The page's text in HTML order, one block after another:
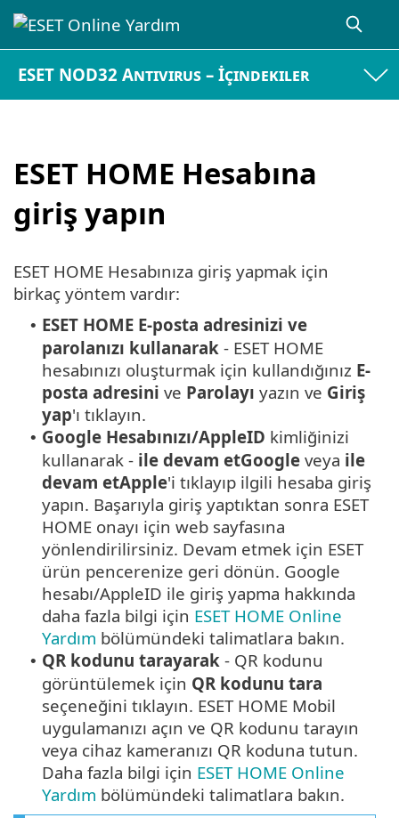
ESET NOD32 Antivirus – İçindekiler
ESET HOME Hesabına
giriş yapın
ESET HOME Hesabınıza giriş yapmak için
birkaç yöntem vardır:
• ESET HOME E-posta adresinizi ve
parolanızı kullanarak - ESET HOME
hesabınızı oluşturmak için kullandığınız E-
posta adresini ve Parolayı yazın ve Giriş
yap'ı tıklayın.
• Google Hesabınızı/AppleID kimliğinizi
kullanarak - ile devam etGoogle veya ile
devam etApple'i tıklayıp ilgili hesaba giriş
yapın. Başarıyla giriş yaptıktan sonra ESET
HOME onayı için web sayfasına
yönlendirilirsiniz. Devam etmek için ESET
ürün pencerenize geri dönün. Google
hesabı/AppleID ile giriş yapma hakkında
daha fazla bilgi için ESET HOME Online
Yardım bölümündeki talimatlara bakın.
• QR kodunu tarayarak - QR kodunu
görüntülemek için QR kodunu tara
seçeneğini tıklayın. ESET HOME Mobil
uygulamanızı açın ve QR kodunu tarayın
veya cihaz kameranızı QR koduna tutun.
Daha fazla bilgi için ESET HOME Online
Yardım bölümündeki talimatlara bakın.